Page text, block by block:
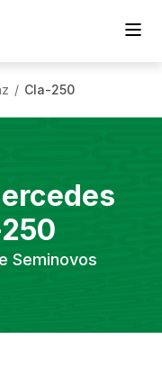
/ Cla-250
Seminovos